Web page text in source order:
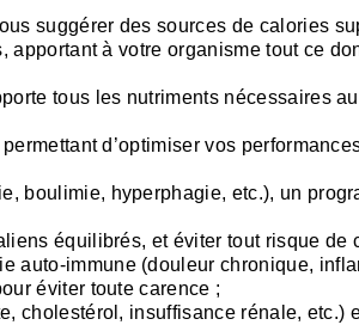
suggérer des sources de calories
à votre organisme tout ce
tous les nutriments nécessaires
d’optimiser vos
boulimie, hyperphagie, etc.), un
équilibrés, et éviter tout risque de
auto-immune (douleur chronique,
éviter toute carence ;
cholestérol, insuffisance rénale, etc.)